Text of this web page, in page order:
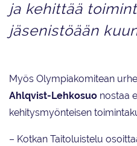
ja kehittää
jäsenistöään
Myös Olympiakomitean
Ahlqvist-Lehkosuo nostaa
kehitysmyönteisen
– Kotkan Taitoluistelu